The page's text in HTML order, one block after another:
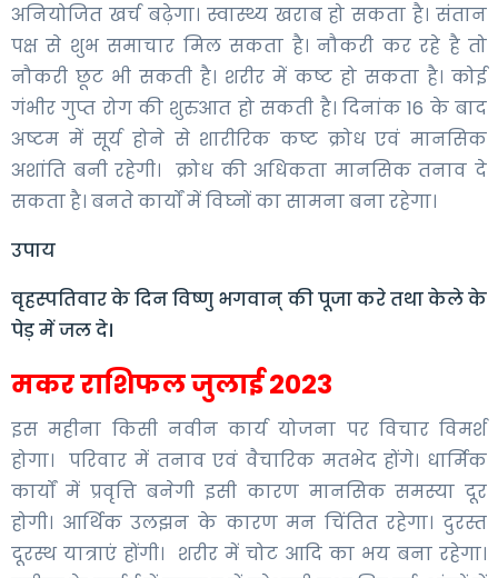
अनियोजित खर्च बढ़ेगा। स्वास्थ्य खराब हो सकता है। संतान
पक्ष से शुभ समाचार मिल सकता है। नौकरी कर रहे है तो
नौकरी छूट भी सकती है। शरीर में कष्ट हो सकता है। कोई
गंभीर गुप्त रोग की शुरुआत हो सकती है। दिनांक 16 के बाद
अष्टम में सूर्य होने से शारीरिक कष्ट क्रोध एवं मानसिक
अशांति बनी रहेगी। क्रोध की अधिकता मानसिक तनाव दे
सकता है। बनते कार्यों में विघ्नों का सामना बना रहेगा।
उपाय
वृहस्पतिवार के दिन विष्णु भगवान् की पूजा करे तथा केले के
पेड़ में जल दे।
मकर राशिफल जुलाई 2023
इस महीना किसी नवीन कार्य योजना पर विचार विमर्श
होगा। परिवार में तनाव एवं वैचारिक मतभेद होंगे। धार्मिक
कार्यों में प्रवृत्ति बनेगी इसी कारण मानसिक समस्या दूर
होगी। आर्थिक उलझन के कारण मन चिंतित रहेगा। दुरस्त
दूरस्थ यात्राएं होंगी। शरीर में चोट आदि का भय बना रहेगा।